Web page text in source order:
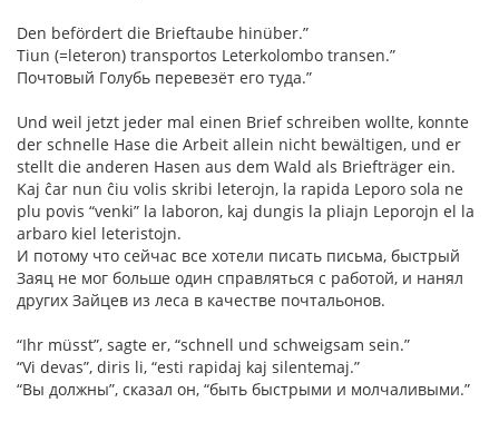
Den befördert die Brieftaube hinüber.”
Tiun (=leteron) transportos Leterkolombo transen.”
Почтовый Голубь перевезёт его туда.”
Und weil jetzt jeder mal einen Brief schreiben wollte, konnte
der schnelle Hase die Arbeit allein nicht bewältigen, und er
stellt die anderen Hasen aus dem Wald als Briefträger ein.
Kaj ĉar nun ĉiu volis skribi leterojn, la rapida Leporo sola ne
plu povis “venki” la laboron, kaj dungis la pliajn Leporojn el la
arbaro kiel leteristojn.
И потому что сейчас все хотели писать письма, быстрый
Заяц не мог больше один справляться с работой, и нанял
других Зайцев из леса в качестве почтальонов.
“Ihr müsst”, sagte er, “schnell und schweigsam sein.”
“Vi devas”, diris li, “esti rapidaj kaj silentemaj.”
“Вы должны”, сказал он, “быть быстрыми и молчаливыми.”